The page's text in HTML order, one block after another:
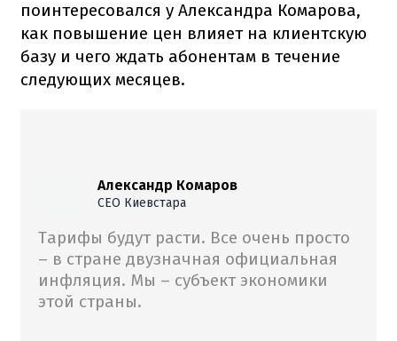
поинтересовался у Александра Комарова,
как повышение цен влияет на клиентскую
базу и чего ждать абонентам в течение
следующих месяцев.
Александр Комаров
CEO Киевстара
Тарифы будут расти. Все очень просто
– в стране двузначная официальная
инфляция. Мы – субъект экономики
этой страны.